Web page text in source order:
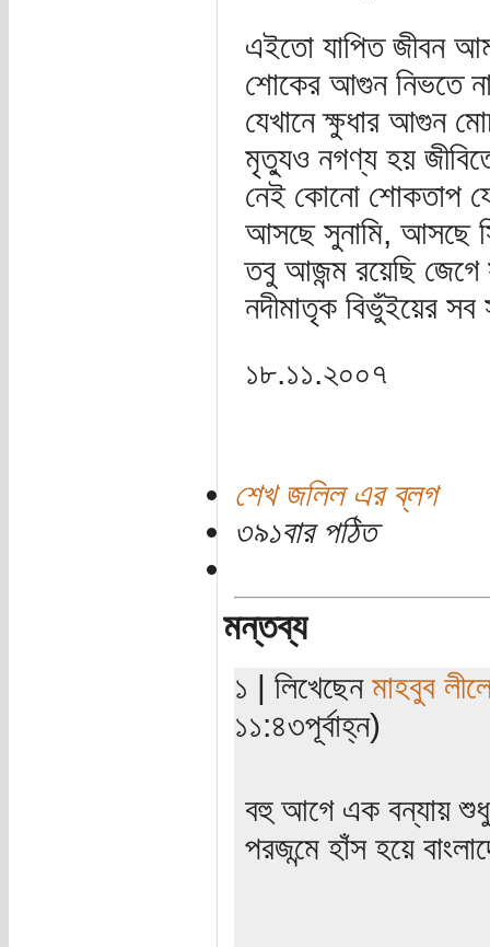
এইতো যাপিত জীবন
শোকের আগুন নিভতে
যেখানে ক্ষুধার আগুন
মৃত্যুও নগণ্য হয়
নেই কোনো শোকতাপ
আসছে সুনামি, আসছে
তবু আজন্ম রয়েছি জেগে
নদীমাতৃক বিভুঁইয়ের সব
১৮.১১.২০০৭
শেখ জলিল এর ব্লগ
৩৯১বার পঠিত
মন্তব্য
১ | লিখেছেন মাহবুব
১১:৪৩পূর্বাহ্ন)
বহু আগে এক বন্যায় শুধু
পরজন্মে হাঁস হয়ে